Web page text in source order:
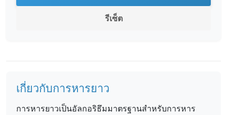
รีเซ็ต
เกี่ยวกับการหารยาว
การหารยาวเป็นอัลกอริธึมมาตรฐานสำหรับการหาร